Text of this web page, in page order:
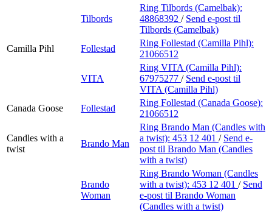
Tilbords
Ring Tilbords (Camelbak):
48868392 / Send e-post til
Tilbords (Camelbak)
Camilla Pihl
Follestad
Ring Follestad (Camilla Pihl):
21066512
VITA
Ring VITA (Camilla Pihl):
67975277 / Send e-post til
VITA (Camilla Pihl)
Canada Goose
Follestad
Ring Follestad (Canada Goose):
21066512
Candles with a
twist
Brando Man
Ring Brando Man (Candles with
a twist): 453 12 401 / Send e-
post til Brando Man (Candles
with a twist)
Brando
Woman
Ring Brando Woman (Candles
with a twist): 453 12 401 / Send
e-post til Brando Woman
(Candles with a twist)